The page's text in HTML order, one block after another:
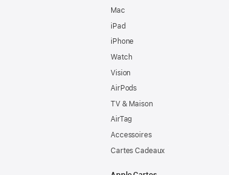
Mac
iPad
iPhone
Watch
Vision
AirPods
TV & Maison
AirTag
Accessoires
Cartes Cadeaux